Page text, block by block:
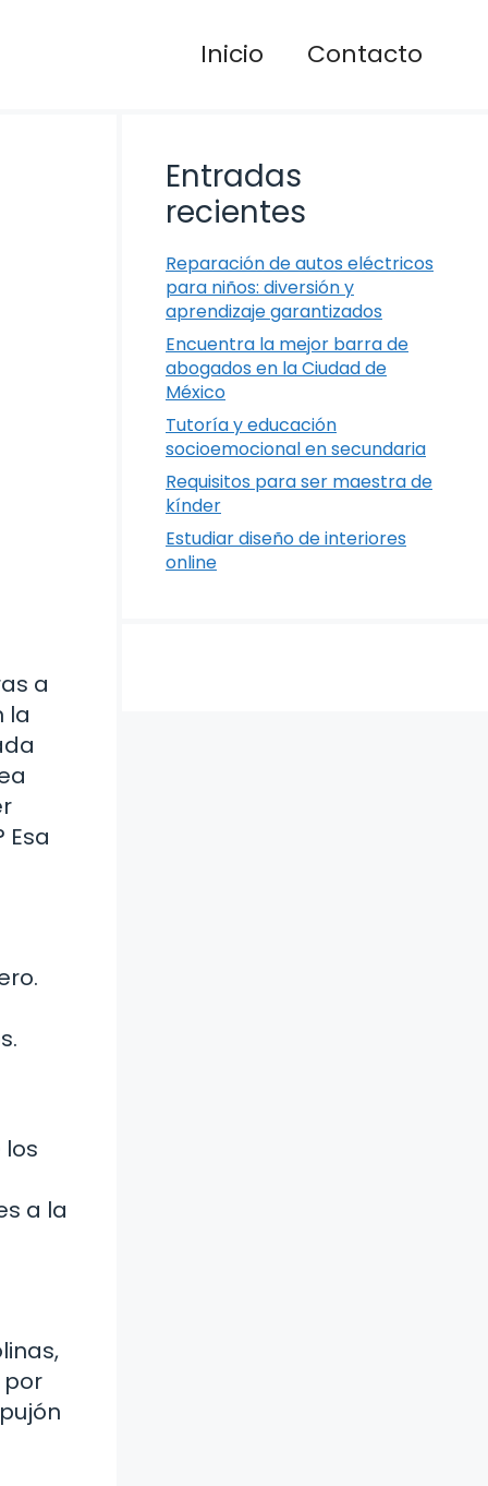
Inicio Contacto
a
la
a la
por
Entradas
recientes
Reparación de autos eléctricos
para niños: diversión y
aprendizaje garantizados
Encuentra la mejor barra de
abogados en la Ciudad de
México
Tutoría y educación
socioemocional en secundaria
Requisitos para ser maestra de
kínder
Estudiar diseño de interiores
online